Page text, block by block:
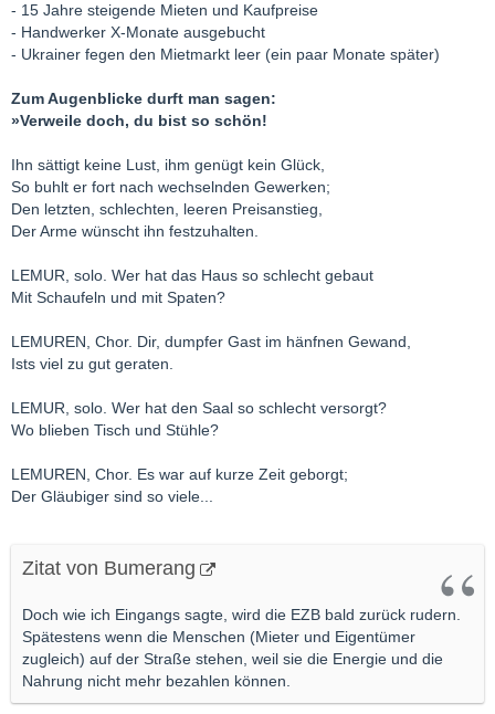
- 15 Jahre steigende Mieten und Kaufpreise
- Handwerker X-Monate ausgebucht
- Ukrainer fegen den Mietmarkt leer (ein paar Monate später)
Zum Augenblicke durft man sagen:
»Verweile doch, du bist so schön!
Ihn sättigt keine Lust, ihm genügt kein Glück,
So buhlt er fort nach wechselnden Gewerken;
Den letzten, schlechten, leeren Preisanstieg,
Der Arme wünscht ihn festzuhalten.
LEMUR, solo. Wer hat das Haus so schlecht gebaut
Mit Schaufeln und mit Spaten?
LEMUREN, Chor. Dir, dumpfer Gast im hänfnen Gewand,
Ists viel zu gut geraten.
LEMUR, solo. Wer hat den Saal so schlecht versorgt?
Wo blieben Tisch und Stühle?
LEMUREN, Chor. Es war auf kurze Zeit geborgt;
Der Gläubiger sind so viele...
Zitat von Bumerang
Doch wie ich Eingangs sagte, wird die EZB bald zurück rudern.
Spätestens wenn die Menschen (Mieter und Eigentümer
zugleich) auf der Straße stehen, weil sie die Energie und die
Nahrung nicht mehr bezahlen können.